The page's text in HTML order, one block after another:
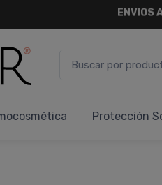
¡ HASTA 6
Protección